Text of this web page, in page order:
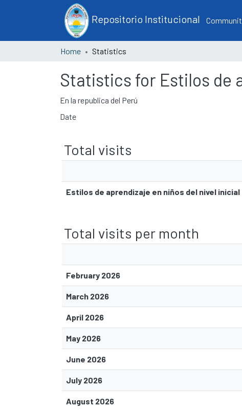
Repositorio Institucional
Home Statistics
Statistics for Estilos de
En la republica del Perú
Date
Total visits
Estilos de aprendizaje en niños del nivel inicial
Total visits per month
February 2026
March 2026
April 2026
May 2026
June 2026
July 2026
August 2026